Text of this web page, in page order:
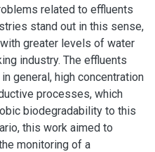
related to effluents
stand out in this sense,
greater levels of water
industry. The effluents
general, high concentration
processes, which
biodegradability to this
this work aimed to
monitoring of a